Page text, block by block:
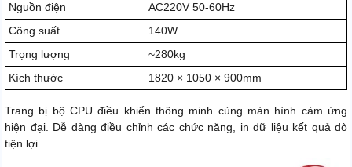
Nguồn điện
AC220V 50-60Hz
Công suất
140W
Trọng lượng
~280kg
Kích thước
1820 × 1050 × 900mm
Trang bị bộ CPU điều khiển thông minh cùng màn hình cảm ứng
hiện đại. Dễ dàng điều chỉnh các chức năng, in dữ liệu kết quả dò
tiện lợi.